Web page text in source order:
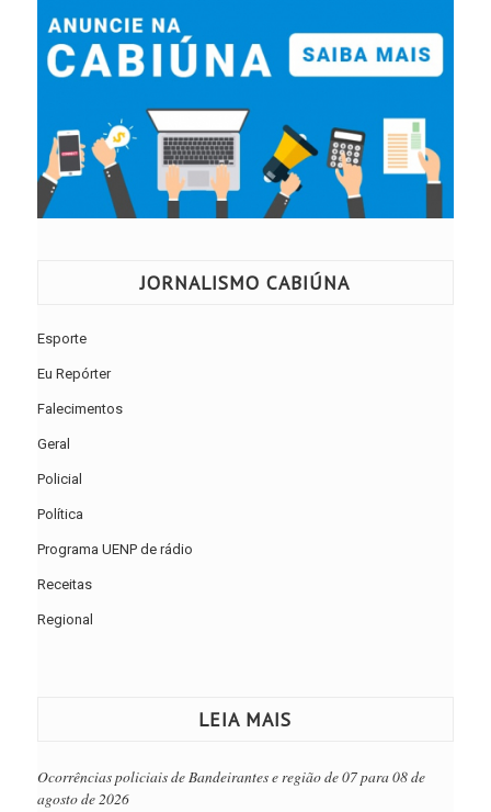
JORNALISMO CABIÚNA
Esporte
Eu Repórter
Falecimentos
Geral
Policial
Política
Programa UENP de rádio
Receitas
Regional
LEIA MAIS
Ocorrências policiais de Bandeirantes e região de 07 para 08 de
agosto de 2026